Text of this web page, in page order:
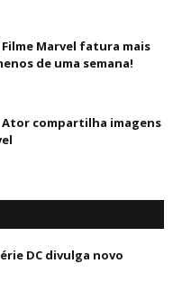
Filme Marvel fatura mais
de uma semana!
Ator compartilha imagens
DC divulga novo